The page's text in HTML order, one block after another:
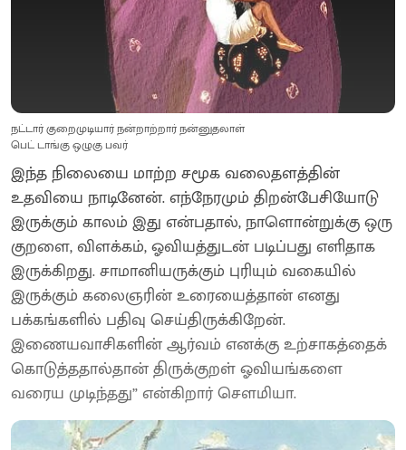
நட்டார் குறைமுடியார் நன்றாற்றார் நன்னுதலாள்
பெட் டாங்கு ஒழுகு பவர்
இந்த நிலையை மாற்ற சமூக வலைதளத்தின்
உதவியை நாடினேன். எந்நேரமும் திறன்பேசியோடு
இருக்கும் காலம் இது என்பதால், நாளொன்றுக்கு ஒரு
குறளை, விளக்கம், ஓவியத்துடன் படிப்பது எளிதாக
இருக்கிறது. சாமானியருக்கும் புரியும் வகையில்
இருக்கும் கலைஞரின் உரையைத்தான் எனது
பக்கங்களில் பதிவு செய்திருக்கிறேன்.
இணையவாசிகளின் ஆர்வம் எனக்கு உற்சாகத்தைக்
கொடுத்ததால்தான் திருக்குறள் ஓவியங்களை
வரைய முடிந்தது” என்கிறார் செளமியா.